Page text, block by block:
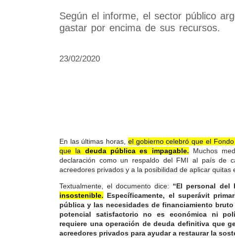
Según el informe, el sector público
gastar por encima de sus recursos.
23/02/2020
En las últimas horas, el gobierno celebró que el
que la deuda pública es impagable.
Muchos
declaración como un respaldo del FMI al país de
acreedores privados y a la posibilidad de aplicar quitas
Textualmente, el documento dice: “El personal del
insostenible. Específicamente, el superávit
pública y las necesidades de financiamiento
potencial satisfactorio no es económica ni
requiere una operación de deuda definitiva que
acreedores privados para ayudar a restaurar la